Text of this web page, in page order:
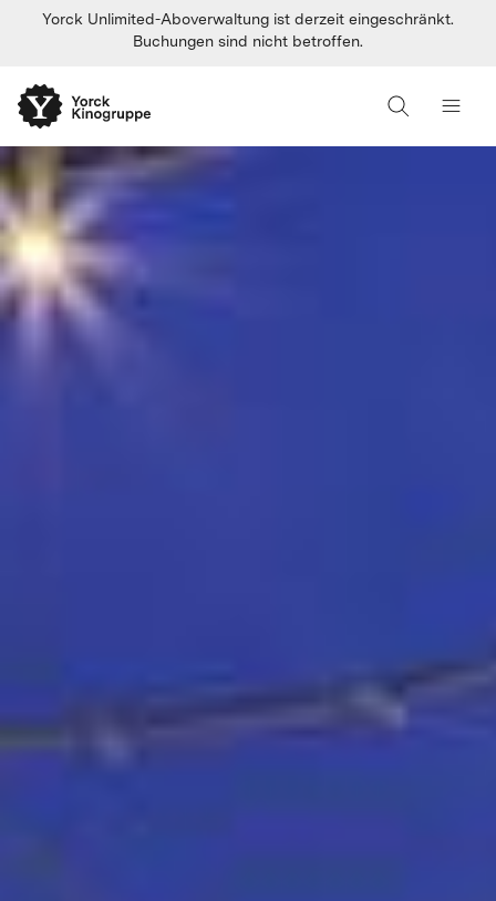
Yorck Unlimited-Aboverwaltung ist derzeit eingeschränkt.
Buchungen sind nicht betroffen.